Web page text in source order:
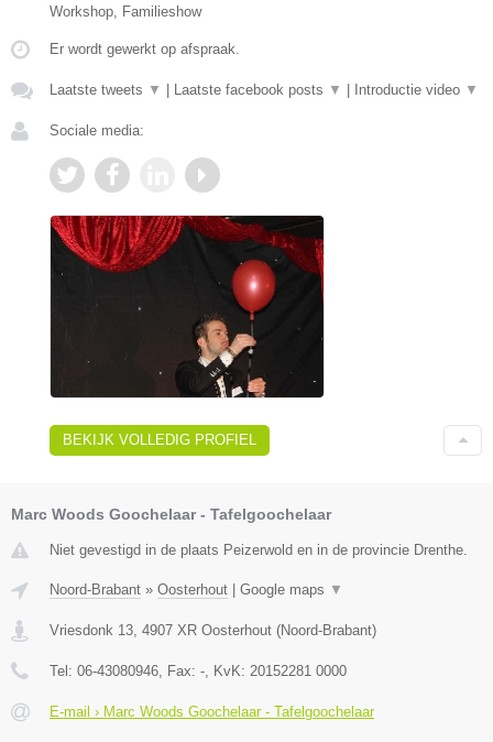
Workshop, Familieshow
Er wordt gewerkt op afspraak.
Laatste tweets ▼ Laatste facebook posts ▼ Introductie video ▼
Sociale media:
BEKIJK VOLLEDIG PROFIEL
Marc Woods Goochelaar - Tafelgoochelaar
Niet gevestigd in de plaats Peizerwold en in de provincie Drenthe.
Noord-Brabant » Oosterhout | Google maps ▼
Vriesdonk 13 4907 XR Oosterhout (Noord-Brabant)
Tel: 06-43080946 , Fax: - , KvK: 20152281 0000
E-mail › Marc Woods Goochelaar - Tafelgoochelaar